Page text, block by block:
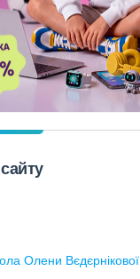
Олени Вєдєрнікової